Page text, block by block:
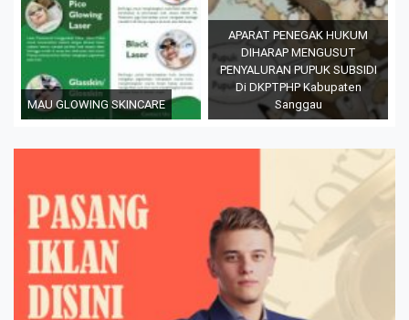
MAU GLOWING SKINCARE
APARAT PENEGAK HUKUM
DIHARAP MENGUSUT
PENYALURAN PUPUK SUBSIDI
Di DKPTPHP Kabupaten
Sanggau